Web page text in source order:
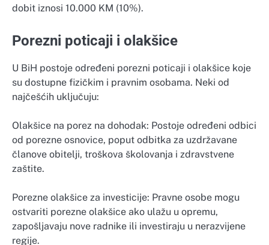
dobit iznosi 10.000 KM (10%).
Porezni poticaji i olakšice
U BiH postoje određeni porezni poticaji i olakšice koje
su dostupne fizičkim i pravnim osobama. Neki od
najčešćih uključuju:
Olakšice na porez na dohodak: Postoje određeni odbici
od porezne osnovice, poput odbitka za uzdržavane
članove obitelji, troškova školovanja i zdravstvene
zaštite.
Porezne olakšice za investicije: Pravne osobe mogu
ostvariti porezne olakšice ako ulažu u opremu,
zapošljavaju nove radnike ili investiraju u nerazvijene
regije.